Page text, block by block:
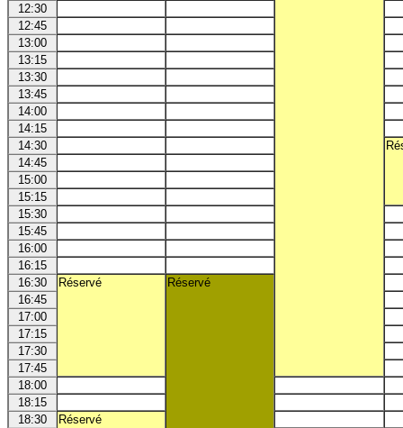
12:30
12:45
13:00
13:15
13:30
13:45
14:00
14:15
14:30
14:45
15:00
15:15
15:30
15:45
16:00
16:15
16:30
Réservé
Réservé
16:45
17:00
17:15
17:30
17:45
18:00
18:15
18:30
Réservé